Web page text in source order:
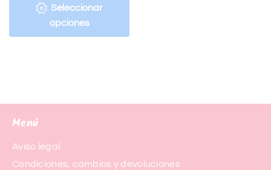
Seleccionar
opciones
Menú
Aviso legal
Condiciones, cambios y devoluciones